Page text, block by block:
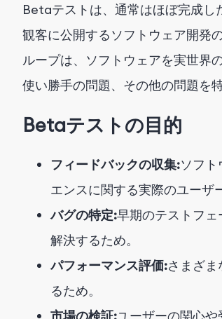
Betaテストは、通常はほぼ完成し
観客に公開するソフトウェア開発
ループは、ソフトウェアを実世界
使い勝手の問題、その他の問題を
Betaテストの目的
フィードバックの収集:ソフ
エンスに関する実際のユーザ
バグの特定:早期のテストフ
解決するため。
パフォーマンス評価:さまざ
るため。
市場の検証:ユーザーの関心